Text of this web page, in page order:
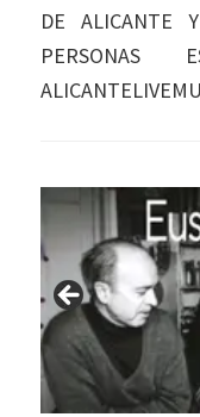
DE ALICANTE
PERSONAS